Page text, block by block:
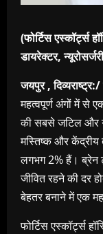
(फोर्टिस एस्कॉर्ट्स
डायरेक्टर,
जयपुर , दिव्यराष्ट्र:/
महत्वपूर्ण अंगों में से
की सबसे जटिल और
मस्तिष्क और
लगभग 2% हैं। ब्रेन
जीवित रहने की दर
बेहतर बनाने में एक
फोर्टिस एस्कॉर्ट्स